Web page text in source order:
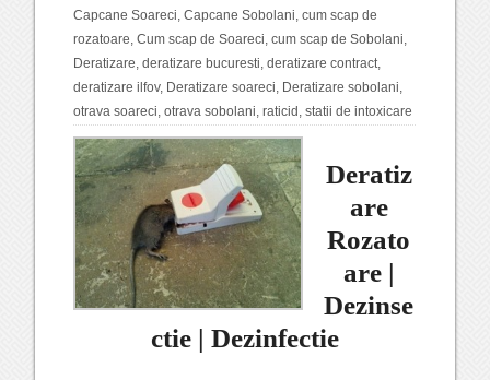
Capcane Soareci,Capcane Sobolani,cum scap de
rozatoare,Cum scap de Soareci,cum scap de Sobolani,
Deratizare,deratizare bucuresti,deratizare contract,
deratizare ilfov, Deratizare soareci, Deratizare sobolani,
otrava soareci,otrava sobolani,raticid ,statii de intoxicare
Deratiz
are
Rozato
are |
Dezinse
ctie | Dezinfectie